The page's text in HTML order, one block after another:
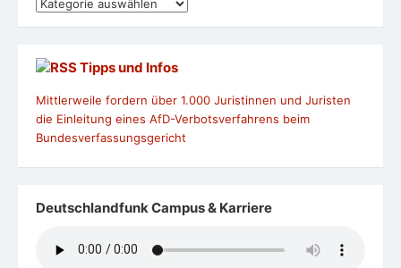
Tipps und Infos
Mittlerweile fordern über 1.000 Juristinnen und Juristen
die Einleitung eines AfD-Verbotsverfahrens beim
Bundesverfassungsgericht
Deutschlandfunk Campus & Karriere